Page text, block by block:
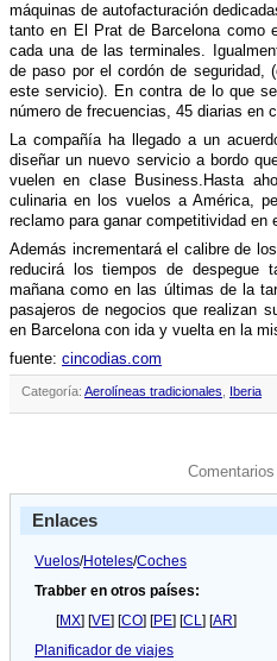
máquinas de autofacturación
tanto en El Prat de Barcelona como
cada una de las terminales.
de paso por el cordón de seguridad,
este servicio). En contra de lo que
número de frecuencias, 45 diarias en
La compañí­a ha llegado a un
diseñar un nuevo servicio a bordo
vuelen en clase Business.Hasta
culinaria en los vuelos a América,
reclamo para ganar competitividad en
Además incrementará el calibre de
reducirá los tiempos de despegue
mañana como en las últimas de la
pasajeros de negocios que realizan
en Barcelona con ida y vuelta en la
fuente: cincodias.com
Categoría: Aerolíneas tradicionales Iberia
Enlaces
Vuelos/Hoteles/Coches
Trabber en otros países:
[MX] [VE] [CO] [PE] [CL] [AR]
Planificador de viajes